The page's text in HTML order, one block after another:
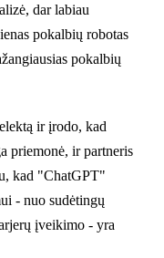
dar labiau
pokalbių robotas
pokalbių
ir įrodo, kad
priemonė, ir partneris
kad "ChatGPT"
- nuo sudėtingų
įveikimo - yra